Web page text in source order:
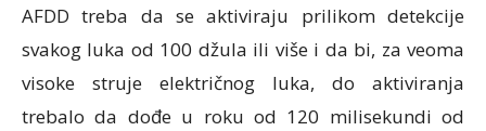
AFDD treba da se aktiviraju prilikom detekcije
svakog luka od 100 džula ili više i da bi, za veoma
visoke struje električnog luka, do aktiviranja
trebalo da dođe u roku od 120 milisekundi od